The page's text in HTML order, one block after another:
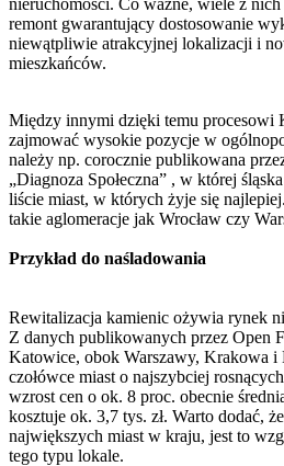
nieruchomości. Co ważne, wiele z
remont gwarantujący dostosowanie
niewątpliwie atrakcyjnej lokalizacji i
mieszkańców.
Między innymi dzięki temu procesowi
zajmować wysokie pozycje w
należy np. corocznie publikowana
„Diagnoza Społeczna” , w której
liście miast, w których żyje się
takie aglomeracje jak Wrocław czy
Przykład do naśladowania
Rewitalizacja kamienic ożywia rynek
Z danych publikowanych przez Open
Katowice, obok Warszawy, Krakowa i
czołówce miast o najszybciej
wzrost cen o ok. 8 proc. obecnie
kosztuje ok. 3,7 tys. zł. Warto dodać,
największych miast w kraju, jest to
tego typu lokale.